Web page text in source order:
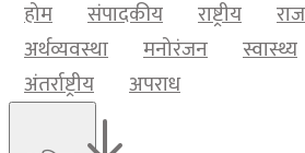
होम संपादकीय राष्ट्रीय
अर्थव्यवस्था
मनोरंजन स्वास्थ्य
अंतर्राष्ट्रीय
अपराध